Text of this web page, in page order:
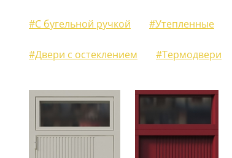
ЖАЛЮЗИЙНЫЕ СТАВНИ (11)
#С бугельной ручкой #Утепленные
#Двери с остеклением #Термодвери